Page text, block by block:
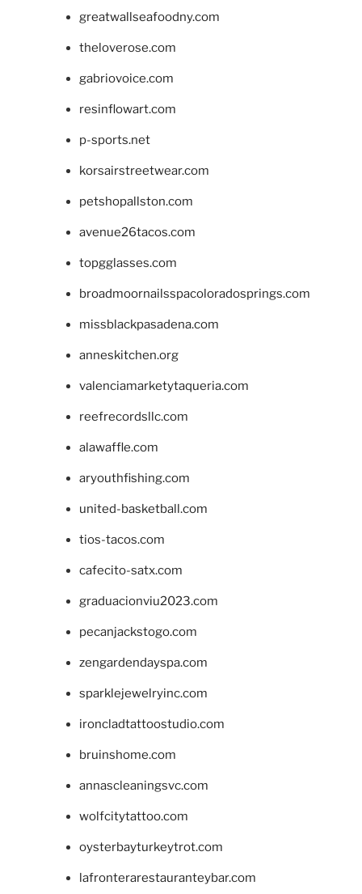
greatwallseafoodny.com
theloverose.com
gabriovoice.com
resinflowart.com
p-sports.net
korsairstreetwear.com
petshopallston.com
avenue26tacos.com
topgglasses.com
broadmoornailsspacoloradosprings.com
missblackpasadena.com
anneskitchen.org
valenciamarketytaqueria.com
reefrecordsllc.com
alawaffle.com
aryouthfishing.com
united-basketball.com
tios-tacos.com
cafecito-satx.com
graduacionviu2023.com
pecanjackstogo.com
zengardendayspa.com
sparklejewelryinc.com
ironcladtattoostudio.com
bruinshome.com
annascleaningsvc.com
wolfcitytattoo.com
oysterbayturkeytrot.com
lafronterarestauranteybar.com